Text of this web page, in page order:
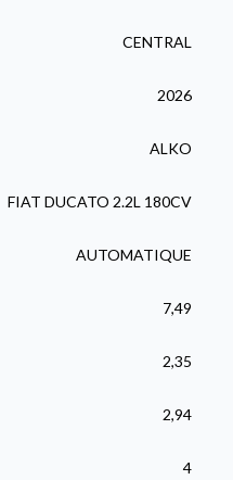
CENTRAL
2026
ALKO
FIAT DUCATO 2.2L 180CV
AUTOMATIQUE
7,49
2,35
2,94
4